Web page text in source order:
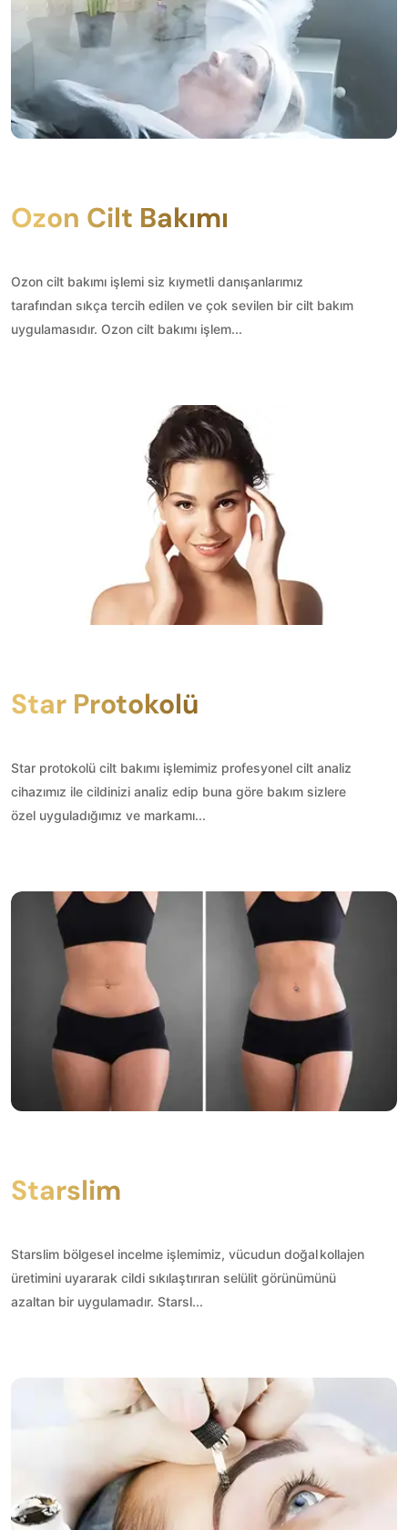
Ozon Cilt Bakımı
Ozon cilt bakımı işlemi siz kıymetli danışanlarımız
tarafından sıkça tercih edilen ve çok sevilen bir cilt bakım
uygulamasıdır. Ozon cilt bakımı işlem...
Star Protokolü
Star protokolü cilt bakımı işlemimiz profesyonel cilt analiz
cihazımız ile cildinizi analiz edip buna göre bakım sizlere
özel uyguladığımız ve markamı...
Starslim
Starslim bölgesel incelme işlemimiz, vücudun doğal kollajen
üretimini uyararak cildi sıkılaştırıran selülit görünümünü
azaltan bir uygulamadır. Starsl...